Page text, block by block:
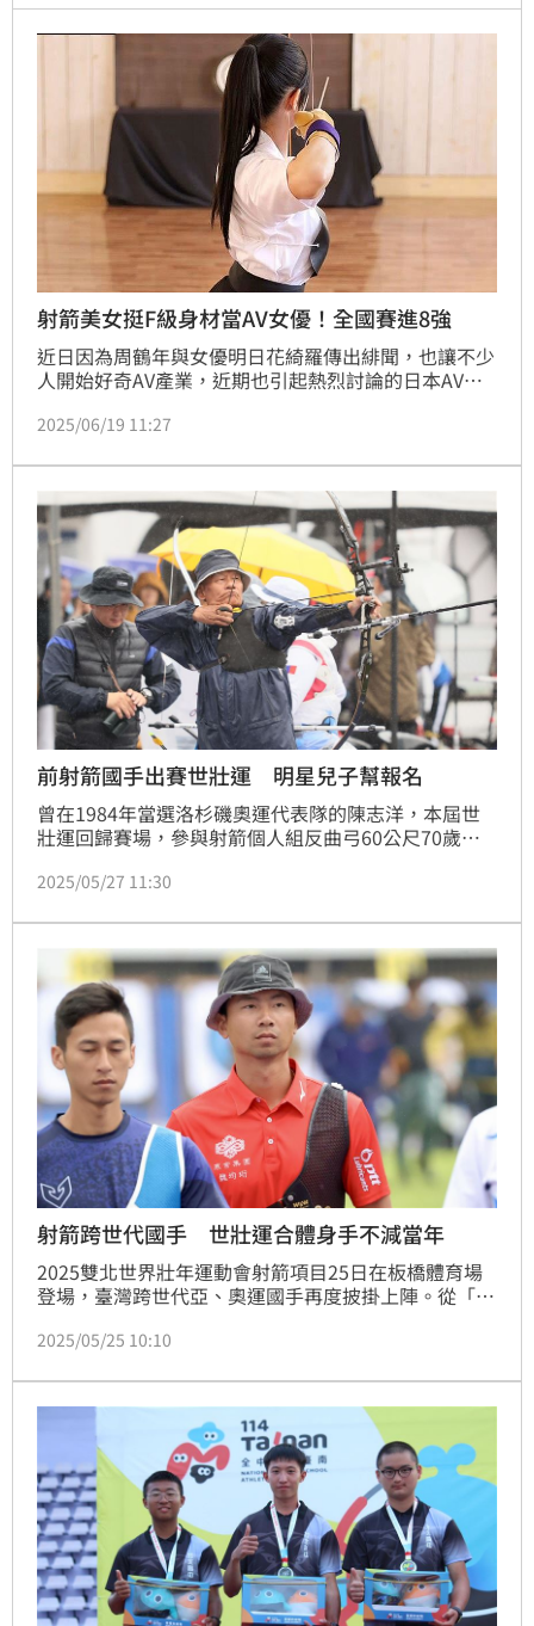
布，除了將支援射箭設備資源缺少的學校外，還將與射
箭協會合作舉辦射箭培訓營，以鼓勵更多人來參加射箭
射箭美女挺F級身材當AV女優！全國賽進8強
近日因為周鶴年與女優明日花綺羅傳出緋聞，也讓不少
人開始好奇AV產業，近期也引起熱烈討論的日本AV女
品，而過去她其實是運動好手，在射箭項目更是佼佼
強。
2025/06/19 11:27
前射箭國手出賽世壯運 明星兒子幫報名
曾在1984年當選洛杉磯奧運代表隊的陳志洋，本屆世
壯運回歸賽場，參與射箭個人組反曲弓60公尺70歲
哲的父親，他開玩笑的說：「兒子幫我出了報名費，鼓
2025/05/27 11:30
射箭跨世代國手 世壯運合體身手不減當年
2025雙北世界壯年運動會射箭項目25日在板橋體育場
登場，臺灣跨世代亞、奧運國手再度披掛上陣。從「射
婷與林詩嘉等名將齊聚一堂，在70公尺反曲弓資格賽中
茅。
2025/05/25 10:10